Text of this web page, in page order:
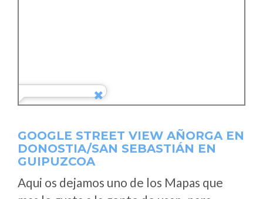
GOOGLE STREET VIEW AÑORGA EN
DONOSTIA/SAN SEBASTIÁN EN
GUIPUZCOA
Aqui os dejamos uno de los Mapas que